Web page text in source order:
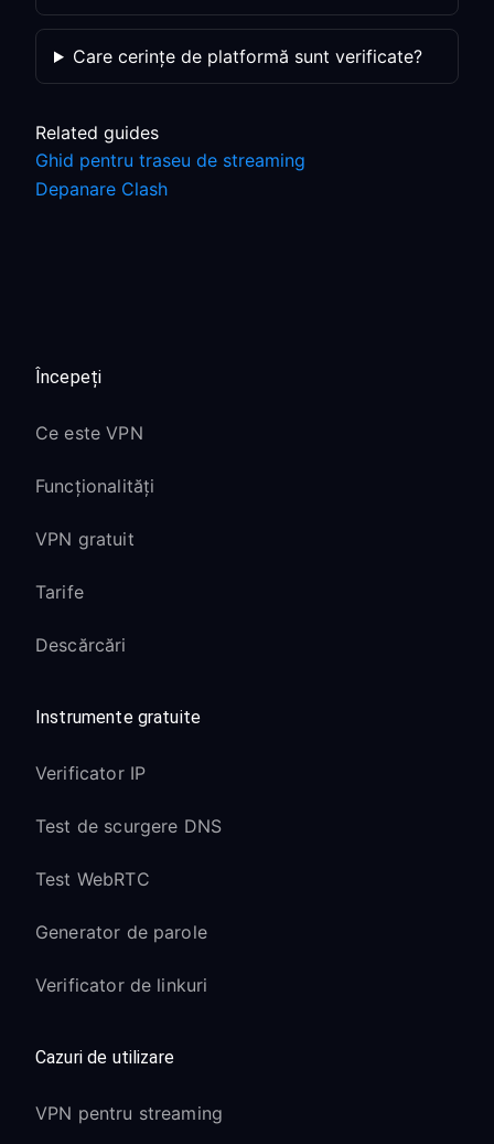
Care cerințe de platformă sunt verificate?
Related guides
Ghid pentru traseu de streaming
Depanare Clash
Începeți
Ce este VPN
Funcționalități
VPN gratuit
Tarife
Descărcări
Instrumente gratuite
Verificator IP
Test de scurgere DNS
Test WebRTC
Generator de parole
Verificator de linkuri
Cazuri de utilizare
VPN pentru streaming